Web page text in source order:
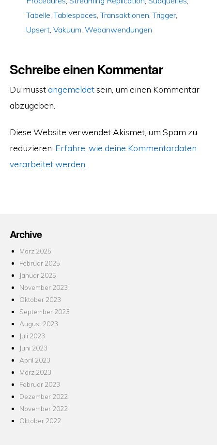
Tabelle ,Tablespaces ,Transaktionen ,Trigger,
Upsert, Vakuum Webanwendungen
Schreibe einen Kommentar
Du musstangemeldetsein, um einen Kommentar
abzugeben.
Diese Website verwendet Akismet, um Spam zu
reduzieren. Erfahre, wie deine Kommentardaten
verarbeitet werden.
Archive
März 2025
Februar 2025
Januar 2025
November 2023
Oktober 2023
September 2023
August 2023
Juli 2023
Juni 2023
April 2023
März 2023
Februar 2023
Dezember 2022
November 2022
Oktober 2022